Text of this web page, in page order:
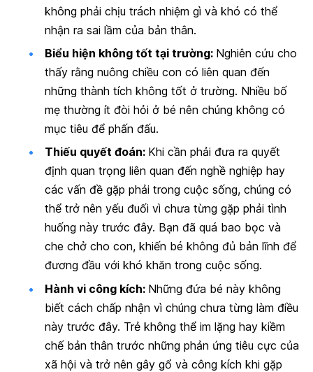
không phải chịu trách nhiệm gì và khó có thể
nhận ra sai lầm của bản thân.
Biểu hiện không tốt tại trường: Nghiên cứu cho
thấy rằng nuông chiều con có liên quan đến
những thành tích không tốt ở trường. Nhiều bố
mẹ thường ít đòi hỏi ở bé nên chúng không có
mục tiêu để phấn đấu.
Thiếu quyết đoán: Khi cần phải đưa ra quyết
định quan trọng liên quan đến nghề nghiệp hay
các vấn đề gặp phải trong cuộc sống, chúng có
thể trở nên yếu đuối vì chưa từng gặp phải tình
huống này trước đây. Bạn đã quá bao bọc và
che chở cho con, khiến bé không đủ bản lĩnh để
đương đầu với khó khăn trong cuộc sống.
Hành vi công kích: Những đứa bé này không
biết cách chấp nhận vì chúng chưa từng làm điều
này trước đây. Trẻ không thể im lặng hay kiềm
chế bản thân trước những phản ứng tiêu cực của
xã hội và trở nên gây gổ và công kích khi gặp